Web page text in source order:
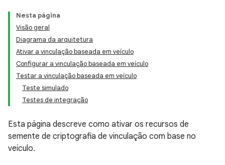
Nesta página
Visão geral
Diagrama da arquitetura
Ativar a vinculação baseada em veículo
Configurar a vinculação baseada em veículo
Testar a vinculação baseada em veículo
Teste simulado
Testes de integração
Esta página descreve como ativar os recursos de
semente de criptografia de vinculação com base no
veículo.